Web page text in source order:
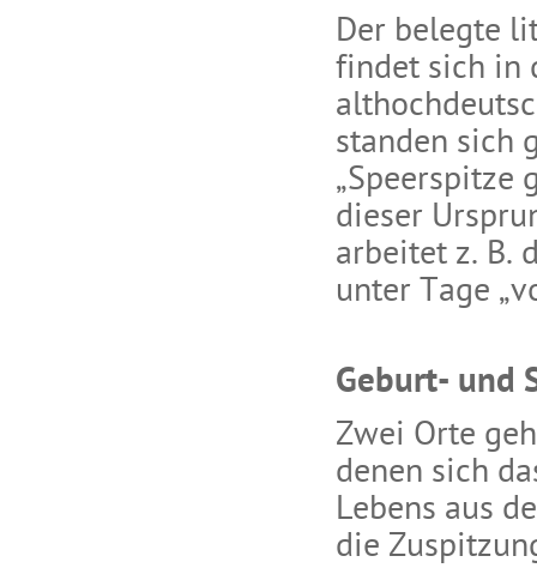
Der belegte
findet sich in
standen sich
„Speerspitze
dieser
arbeitet z. B.
unter Tage
Geburt- und
Zwei Orte
denen sich
Lebens aus
die